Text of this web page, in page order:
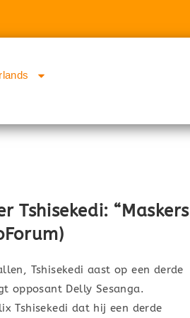
Tshisekedi: “Maskers
Tshisekedi aast op een derde
opposant Delly Sesanga.
Tshisekedi dat hij een derde